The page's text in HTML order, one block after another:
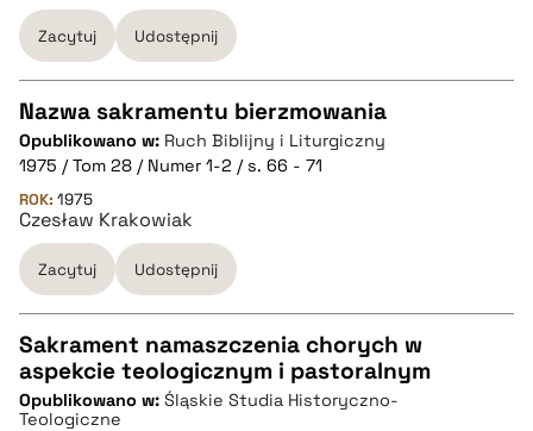
BIBTEX
pobierz cytat
Zacytuj Udostępnij
CZYSTY TEKST
pobierz cytat
BIBTEX
pobierz cytat
Nazwa sakramentu bierzmowania
Opublikowano w: Ruch Biblijny i Liturgiczny
1975 / Tom 28 / Numer 1-2 / s. 66 - 71
ROK: 1975
Czesław Krakowiak
Zacytuj Udostępnij
CZYSTY TEKST
Sakrament namaszczenia chorych w
aspekcie teologicznym i pastoralnym
Opublikowano w: Śląskie Studia Historyczno-
Teologiczne